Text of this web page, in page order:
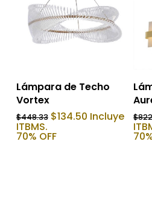
Añadir Al Carrito
Lámpara de Techo
Vortex
$448.33 El
original
$134.50El
precio
Incluye
ITBMS.
70% OFF
$